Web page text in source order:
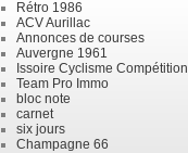
Rétro 1986
ACV Aurillac
Annonces de courses
Auvergne 1961
Issoire Cyclisme Compétition
Team Pro Immo
bloc note
carnet
six jours
Champagne 66